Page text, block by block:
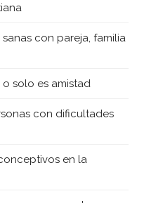
con pareja, familia
solo es amistad
con dificultades
en la